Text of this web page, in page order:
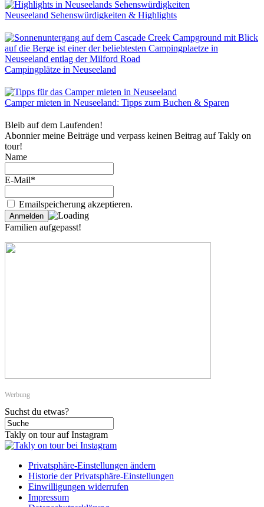
Neuseeland Sehenswürdigkeiten & Highlights
Campingplätze in Neuseeland
Camper mieten in Neuseeland: Tipps zum Buchen & Sparen
Bleib auf dem Laufenden!
Abonnier meine Beiträge und verpass keinen Beitrag auf Takly on
tour!
Name
E-Mail*
Emailspeicherung akzeptieren.
Familien aufgepasst!
Werbung
Suchst du etwas?
Takly on tour auf Instagram
Privatsphäre-Einstellungen ändern
Historie der Privatsphäre-Einstellungen
Einwilligungen widerrufen
Impressum